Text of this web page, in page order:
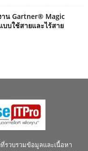
าน Gartner® Magic
บใช้สายและไร้สาย
ที่รวบรวมข้อมูลและเนื้อหา